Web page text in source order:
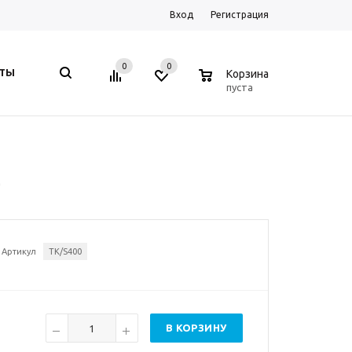
Вход Регистрация
0 0
Корзина
пуста
Артикул TK/S400
В КОРЗИНУ